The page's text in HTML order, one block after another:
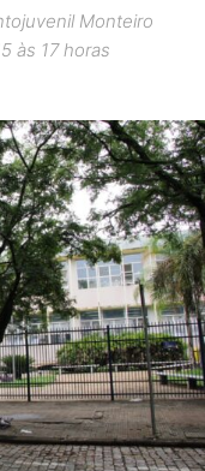
Monteiro
às 17 horas